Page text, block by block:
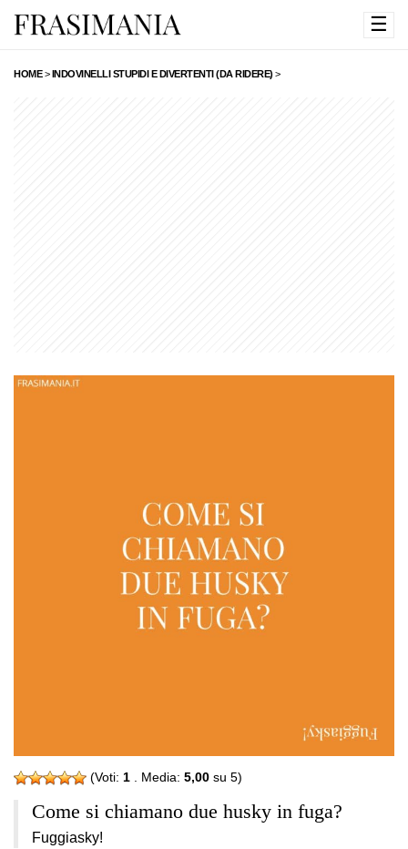
☰
HOME>INDOVINELLI STUPIDI E DIVERTENTI (DA RIDERE) >
(Voti: 1 . Media: 5,00 su 5)
Come si chiamano due husky in fuga?
Fuggiasky!